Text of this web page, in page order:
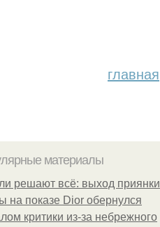
главная
материалы
решают всё: выход приянки
на показе Dior обернулся
критики из-за небрежного